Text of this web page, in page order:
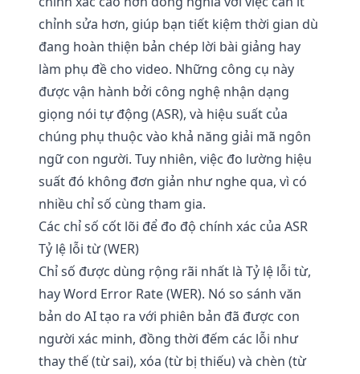
chỉnh sửa hơn, giúp bạn tiết kiệm thời gian dù
đang hoàn thiện bản chép lời bài giảng hay
làm phụ đề cho video. Những công cụ này
được vận hành bởi công nghệ nhận dạng
giọng nói tự động (ASR), và hiệu suất của
chúng phụ thuộc vào khả năng giải mã ngôn
ngữ con người. Tuy nhiên, việc đo lường hiệu
suất đó không đơn giản như nghe qua, vì có
nhiều chỉ số cùng tham gia.
Các chỉ số cốt lõi để đo độ chính xác của ASR
Tỷ lệ lỗi từ (WER)
Chỉ số được dùng rộng rãi nhất là Tỷ lệ lỗi từ,
hay Word Error Rate (WER). Nó so sánh văn
bản do AI tạo ra với phiên bản đã được con
người xác minh, đồng thời đếm các lỗi như
thay thế (từ sai), xóa (từ bị thiếu) và chèn (từ